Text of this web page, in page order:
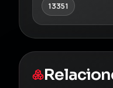
13351